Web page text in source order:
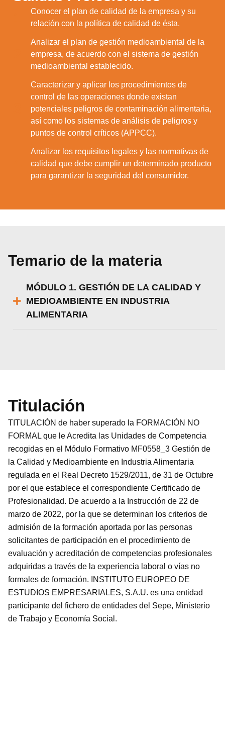
Conocer el plan de calidad de la empresa y su
relación con la política de calidad de ésta.
Analizar el plan de gestión medioambiental de la
empresa, de acuerdo con el sistema de gestión
medioambiental establecido.
Caracterizar y aplicar los procedimientos de
control de las operaciones donde existan
potenciales peligros de contaminación alimentaria,
así como los sistemas de análisis de peligros y
puntos de control críticos (APPCC).
Analizar los requisitos legales y las normativas de
calidad que debe cumplir un determinado producto
para garantizar la seguridad del consumidor.
Temario de la materia
MÓDULO 1. GESTIÓN DE LA CALIDAD Y
MEDIOAMBIENTE EN INDUSTRIA
ALIMENTARIA
Titulación
TITULACIÓN de haber superado la FORMACIÓN NO
FORMAL que le Acredita las Unidades de Competencia
recogidas en el Módulo Formativo MF0558_3 Gestión de
la Calidad y Medioambiente en Industria Alimentaria
regulada en el Real Decreto 1529/2011, de 31 de Octubre
por el que establece el correspondiente Certificado de
Profesionalidad. De acuerdo a la Instrucción de 22 de
marzo de 2022, por la que se determinan los criterios de
admisión de la formación aportada por las personas
solicitantes de participación en el procedimiento de
evaluación y acreditación de competencias profesionales
adquiridas a través de la experiencia laboral o vías no
formales de formación. INSTITUTO EUROPEO DE
ESTUDIOS EMPRESARIALES, S.A.U. es una entidad
participante del fichero de entidades del Sepe, Ministerio
de Trabajo y Economía Social.